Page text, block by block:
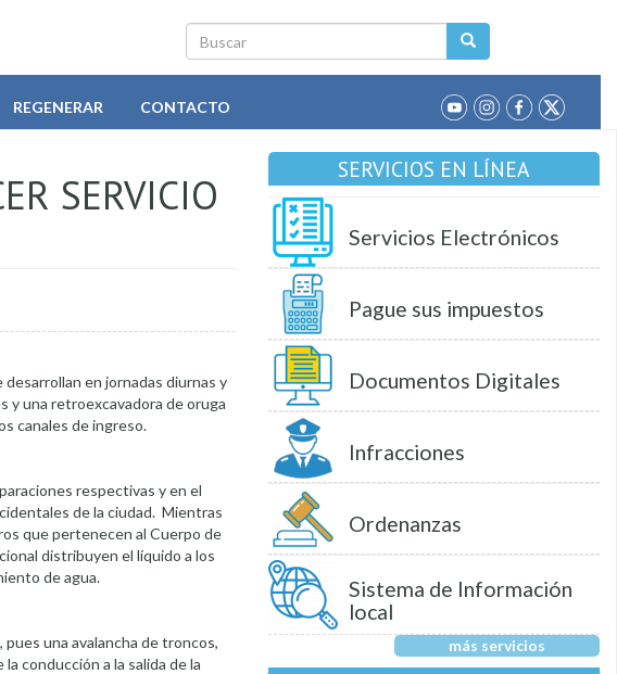
Buscar
REGENERAR CONTACTO
SERVICIO
desarrollan en jornadas diurnas y
y una retroexcavadora de oruga
canales de ingreso.
respectivas y en el
de la ciudad. Mientras
que pertenecen al Cuerpo de
distribuyen el líquido a los
de agua.
una avalancha de troncos,
conducción a la salida de la
SERVICIOS EN LÍNEA
Servicios Electrónicos
Pague sus impuestos
Documentos Digitales
Infracciones
Ordenanzas
Sistema de Información
local
más servicios